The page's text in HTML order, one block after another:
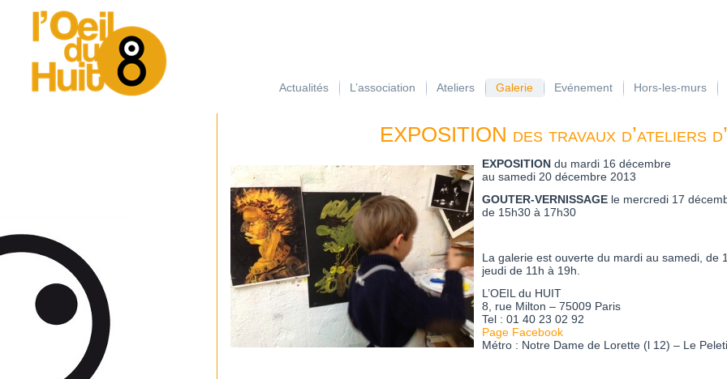
Actualités L’association Ateliers Galerie Evénement Hors-les-murs
EXPOSITION des travaux d’ateliers
EXPOSITION du mardi 16 décembre
au samedi 20 décembre 2013
GOUTER-VERNISSAGE le mercredi 17
de 15h30 à 17h30
La galerie est ouverte du mardi au samedi, de
jeudi de 11h à 19h.
L’OEIL du HUIT
8, rue Milton – 75009 Paris
Tel : 01 40 23 02 92
Page Facebook
Métro : Notre Dame de Lorette (l 12) – Le